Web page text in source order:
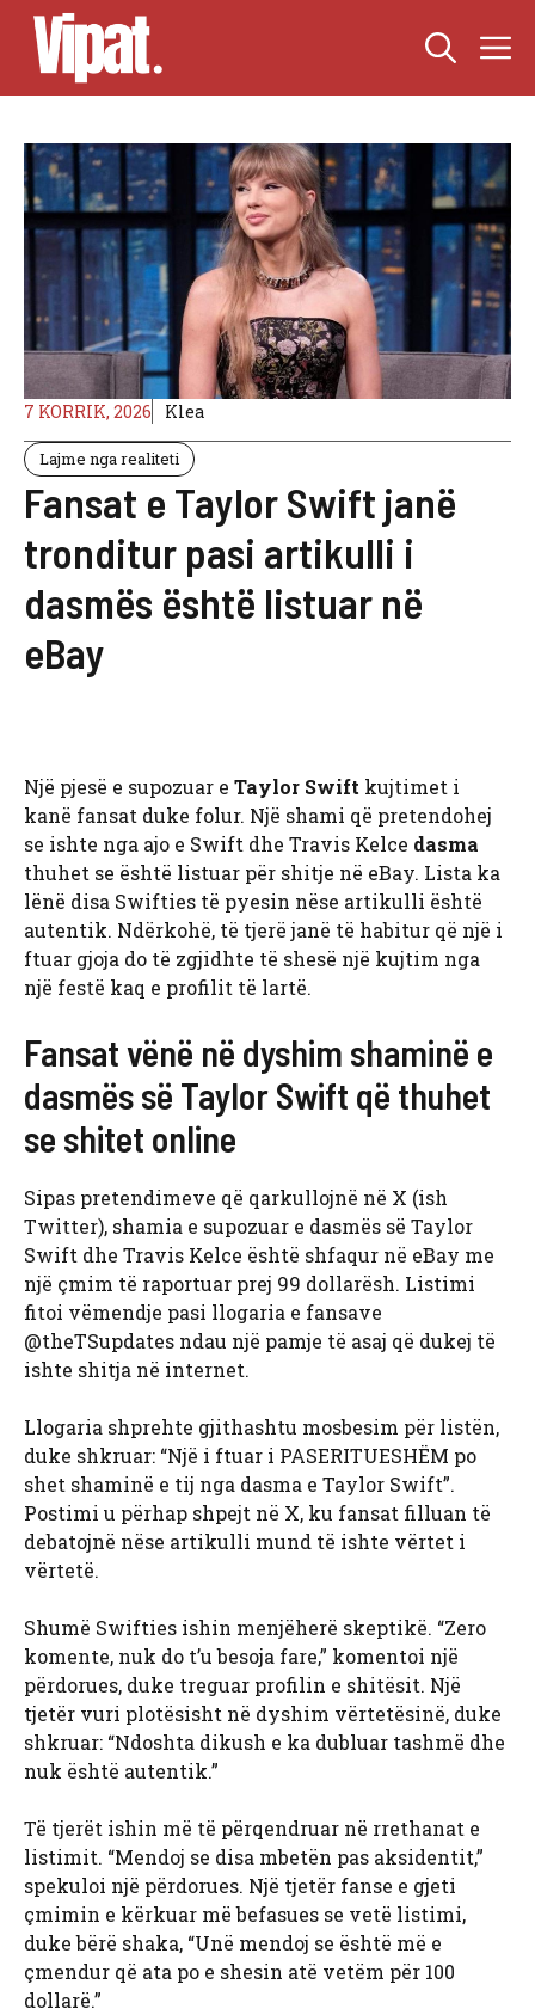
Skip
content
7 KORRIK, 2026 Klea
Lajme nga realiteti
Fansat e Taylor Swift janë
tronditur pasi artikulli i
dasmës është listuar në
eBay
Një pjesë e supozuar e Taylor Swift kujtimet i
kanë fansat duke folur. Një shami që pretendohej
se ishte nga ajo e Swift dhe Travis Kelce dasma
thuhet se është listuar për shitje në eBay. Lista ka
lënë disa Swifties të pyesin nëse artikulli është
autentik. Ndërkohë, të tjerë janë të habitur që një i
ftuar gjoja do të zgjidhte të shesë një kujtim nga
një festë kaq e profilit të lartë.
Fansat vënë në dyshim shaminë e
dasmës së Taylor Swift që thuhet
se shitet online
Sipas pretendimeve që qarkullojnë në X (ish
Twitter), shamia e supozuar e dasmës së Taylor
Swift dhe Travis Kelce është shfaqur në eBay me
një çmim të raportuar prej 99 dollarësh. Listimi
fitoi vëmendje pasi llogaria e fansave
@theTSupdates ndau një pamje të asaj që dukej të
ishte shitja në internet.
Llogaria shprehte gjithashtu mosbesim për listën,
duke shkruar: “Një i ftuar i PASERITUESHËM po
shet shaminë e tij nga dasma e Taylor Swift”.
Postimi u përhap shpejt në X, ku fansat filluan të
debatojnë nëse artikulli mund të ishte vërtet i
vërtetë.
Shumë Swifties ishin menjëherë skeptikë. “Zero
komente, nuk do t’u besoja fare,” komentoi një
përdorues, duke treguar profilin e shitësit. Një
tjetër vuri plotësisht në dyshim vërtetësinë, duke
shkruar: “Ndoshta dikush e ka dubluar tashmë dhe
nuk është autentik.”
Të tjerët ishin më të përqendruar në rrethanat e
listimit. “Mendoj se disa mbetën pas aksidentit,”
spekuloi një përdorues. Një tjetër fanse e gjeti
çmimin e kërkuar më befasues se vetë listimi,
duke bërë shaka, “Unë mendoj se është më e
çmendur që ata po e shesin atë vetëm për 100
dollarë.”